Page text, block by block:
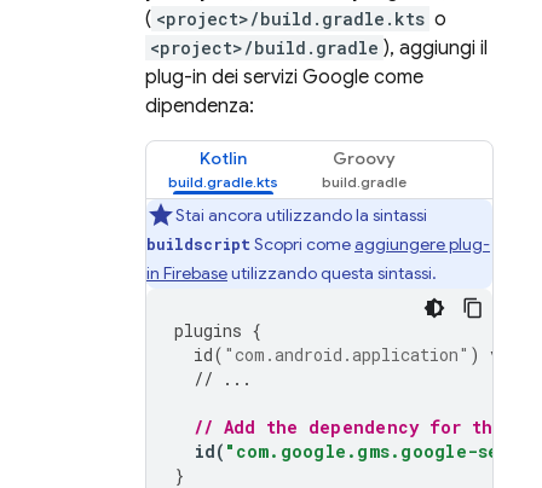
( <project>/build.gradle.kts o
<project>/build.gradle ), aggiungi il
plug-in dei servizi Google come
dipendenza:
Kotlin Groovy
Stai ancora utilizzando la sintassi
buildscript Scopri comeaggiungere plug-
in Firebaseutilizzando questa sintassi.
plugins {
id( "com.android.application" )
// ...
// Add the dependency for the
id( "com.google.gms.google-
}